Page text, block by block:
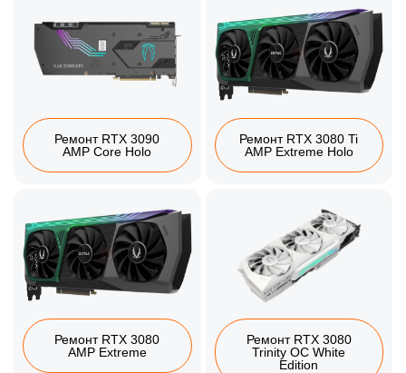
Ремонт RTX 3090
AMP Core Holo
Ремонт RTX 3080 Ti
AMP Extreme Holo
Ремонт RTX 3080
AMP Extreme
Ремонт RTX 3080
Trinity OC White
Edition